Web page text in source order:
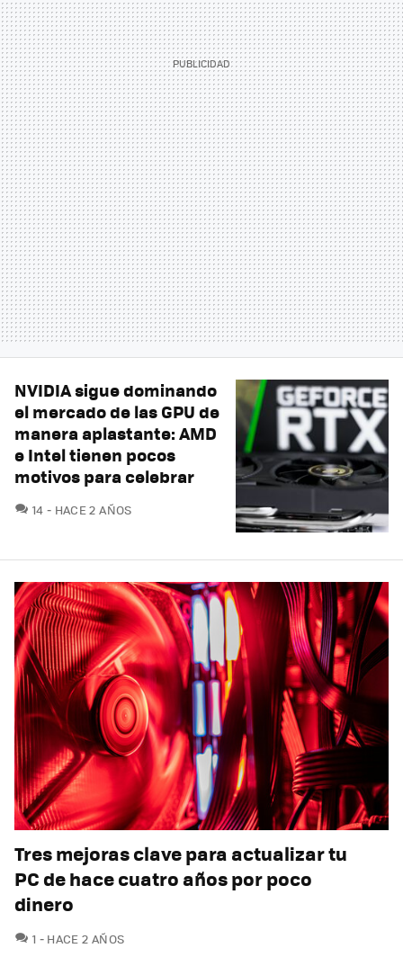
NVIDIA sigue dominando
el mercado de las GPU de
manera aplastante: AMD
e Intel tienen pocos
motivos para celebrar
14 COMENTARIOS
HACE 2 AÑOS
Tres mejoras clave para actualizar tu
PC de hace cuatro años por poco
dinero
1 COMENTARIOS
HACE 2 AÑOS